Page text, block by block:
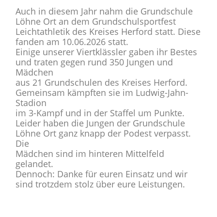
Auch in diesem Jahr nahm die Grundschule
Löhne Ort an dem Grundschulsportfest
Leichtathletik des Kreises Herford statt. Diese
fanden am 10.06.2026 statt.
Einige unserer Viertklässler gaben ihr Bestes
und traten gegen rund 350 Jungen und
Mädchen
aus 21 Grundschulen des Kreises Herford.
Gemeinsam kämpften sie im Ludwig-Jahn-
Stadion
im 3-Kampf und in der Staffel um Punkte.
Leider haben die Jungen der Grundschule
Löhne Ort ganz knapp der Podest verpasst.
Die
Mädchen sind im hinteren Mittelfeld
gelandet.
Dennoch: Danke für euren Einsatz und wir
sind trotzdem stolz über eure Leistungen.